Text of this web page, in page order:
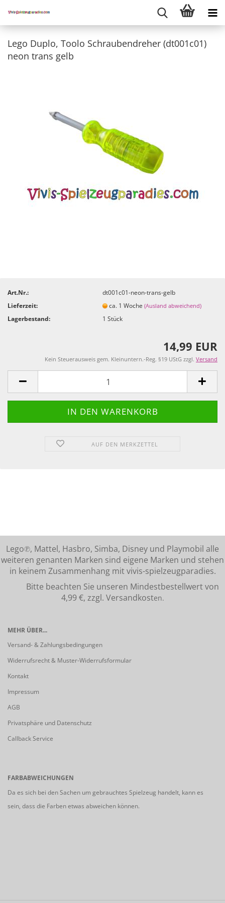
Lego Duplo, Toolo Schraubendreher (dt001c01)
neon trans gelb
Art.Nr.:
dt001c01-neon-trans-gelb
Lieferzeit:
ca. 1 Woche(Ausland abweichend)
Lagerbestand: 1Stück
14,99 EUR
Kein Steuerausweis gem. Kleinuntern.-Reg. §19 UStG zzgl. Versand
AUF DEN MERKZETTEL
Lego℗, Mattel, Hasbro, Simba, Disney und Playmobil alle
weiteren genanten Marken sind eigene Marken und stehen
in keinem Zusammenhang mit vivis-spielzeugparadies.
Bitte beachten Sie unseren Mindestbestellwert von
4,99 €, zzgl. Versandkosten.
MEHR ÜBER...
Versand- & Zahlungsbedingungen
Widerrufsrecht & Muster-Widerrufsformular
Kontakt
Impressum
AGB
Privatsphäre und Datenschutz
Callback Service
FARBABWEICHUNGEN
Da es sich bei den Sachen um gebrauchtes Spielzeug handelt, kann es
sein, dass die Farben etwas abweichen können.